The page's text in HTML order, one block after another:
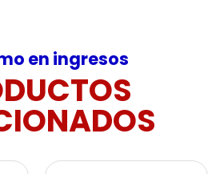
en ingresos